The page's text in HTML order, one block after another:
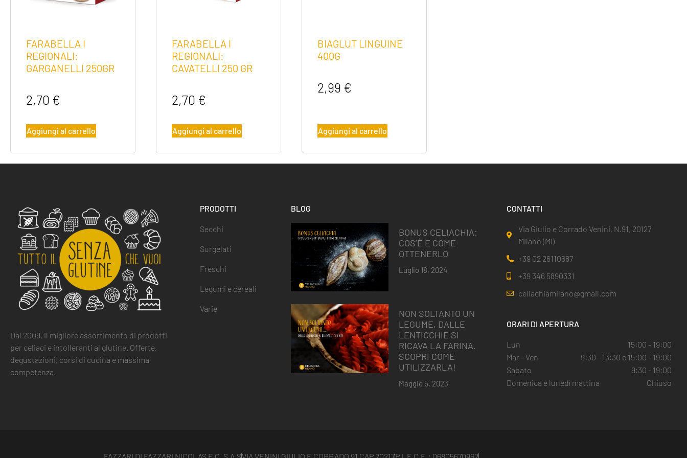
FARABELLA I
REGIONALI:
GARGANELLI 250GR
2,70 €
Aggiungi al carrello
FARABELLA I
REGIONALI:
CAVATELLI 250 GR
2,70 €
Aggiungi al carrello
BIAGLUT LINGUINE
400G
2,99 €
Aggiungi al carrello
Dal 2009, il migliore assortimento di prodotti
per celiaci e intolleranti al glutine. Offerte,
degustazioni, corsi di cucina e massima
competenza.
PRODOTTI
Secchi
Surgelati
Freschi
Legumi e cereali
Varie
BLOG
BONUS CELIACHIA:
COS’È E COME
OTTENERLO
Luglio 18, 2024
NON SOLTANTO UN
LEGUME, DALLE
LENTICCHIE SI
RICAVA LA FARINA.
SCOPRI COME
UTILIZZARLA!
Maggio 5, 2023
CONTATTI
Via Giulio e Corrado Venini, N.91, 20127
Milano (MI)
+39 02 26110687
+39 346 5890331
celiachiamilano@gmail.com
ORARI DI APERTURA
Lun
15:00 - 19:00
Mar - Ven
9:30 - 13:30 e 15:00 - 19:00
Sabato
9:30 - 19:00
Domenica e lunedì mattina
Chiuso